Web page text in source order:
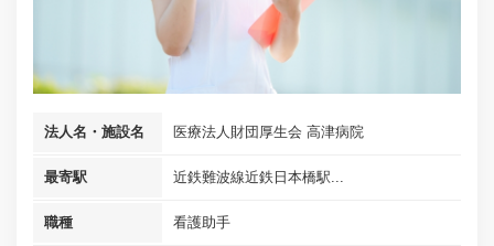
法人名・施設名 医療法人財団厚生会 高津病院
最寄駅 近鉄難波線近鉄日本橋駅...
職種 看護助手